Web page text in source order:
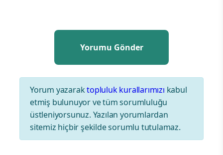
Yorum yazaraktopluluk kurallarımızı kabul
etmiş bulunuyor ve tüm sorumluluğu
üstleniyorsunuz. Yazılan yorumlardan
sitemiz hiçbir şekilde sorumlu tutulamaz.